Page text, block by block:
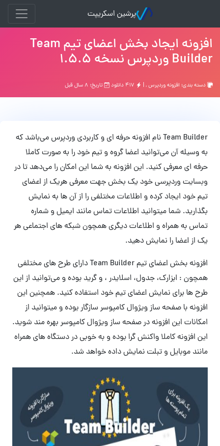
پرشین اسکریپت
افزونه ایجاد بخش اعضای تیم Team
Builder وردپرس نسخه 1.5.5
دسته بندی: افزونه وردپرس, | تاریخ: ۸ سال قبل
Team Builder نام افزونه حرفه ای و کاربردی وردپرس می‌باشد که
به وسیله آن می‌توانید اعضا گروه و تیم خود را به صورت کاملا
حرفه ای معرفی کنید. این افزونه به شما این امکان را می‌دهد تا در
وبسایت وردپرسی خود یک بخش جهت معرفی هریک از اعضای
تیم خود ایجاد کرده و اطلاعات مختلفی را از آن ها به نمایش
بگذارید. شما میتوانید اطلاعات تماس مانند ایمیل و شماره
تماس به همراه و اطلاعات دیگری همچون شبکه های اجتماعی هر
یک از اعضا را نمایش دهید.
افزونه بخش اعضای تیم Team Builder دارای طرح های مختلفی
همچون : ابزارک، جدول، اسلایدر ، و گرید بوده و می‌توانید از این
طرح ها برای نمایش اعضای تیم خود استفاده کنید. همچنین این
افزونه با صفحه ساز ویژوال کامپوسر سازگار بوده و میتوانید از
امکانات این افزونه در صفحه ساز ویژوال کامپوسر بهره مند شوید.
این افزونه کاملا واکنش گرا بوده و به خوبی در دستگاه های همراه
مانند موبایل و تبلت نمایش داده خواهد شد.